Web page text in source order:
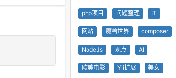
php项目 问题整理 IT
网站 魔兽世界 composer
NodeJs 观点 AI
欧美电影 Yii扩展 美女